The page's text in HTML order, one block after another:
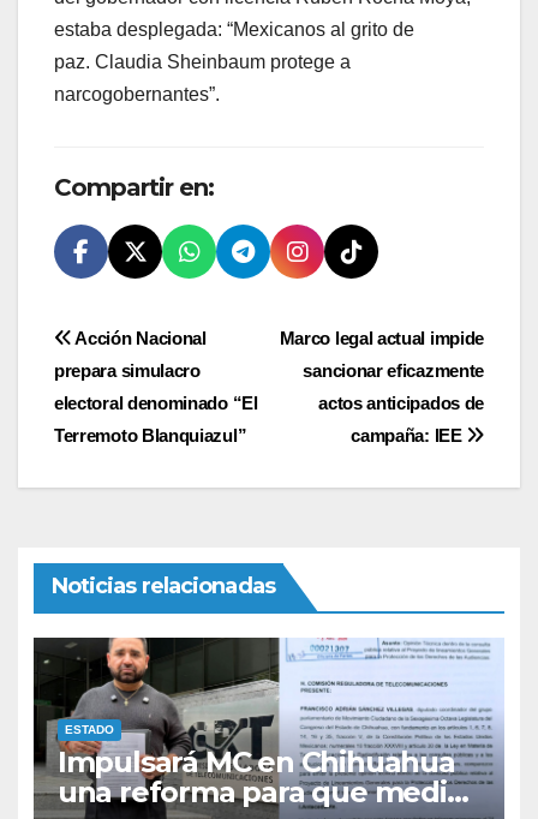
estaba desplegada: “Mexicanos al grito de
paz. Claudia Sheinbaum protege a
narcogobernantes”.
Compartir en:
Navegación
de
entradas
Marco legal actual impide
sancionar eficazmente
actos anticipados de
campaña: IEE
Acción Nacional
prepara simulacro
electoral denominado “El
Terremoto Blanquiazul”
Noticias relacionadas
ESTADO
Impulsará MC en Chihuahua
una reforma para que medios